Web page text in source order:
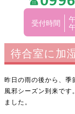
受付時間
待合室に加
昨日の雨の後から、季
風邪シーズン到来です
ました。